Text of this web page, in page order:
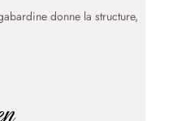
donne la structure,